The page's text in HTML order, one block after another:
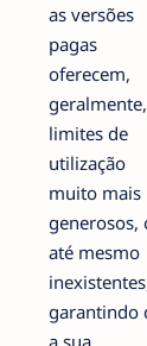
as versões
pagas
oferecem,
geralmente,
limites de
utilização
muito mais
generosos,
até mesmo
garantindo
a sua